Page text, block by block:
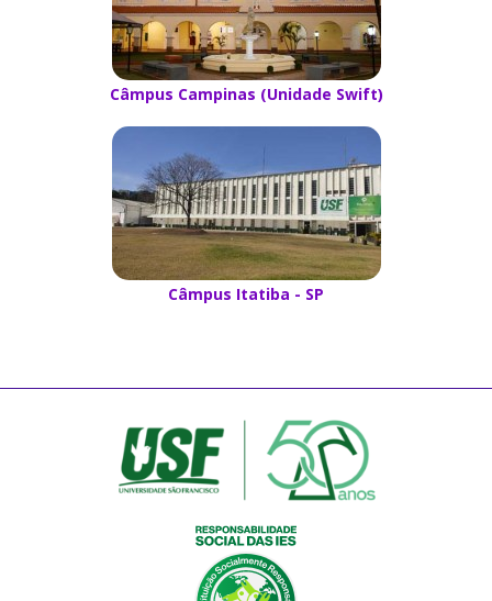
Câmpus Campinas (Unidade Swift)
Câmpus Itatiba - SP